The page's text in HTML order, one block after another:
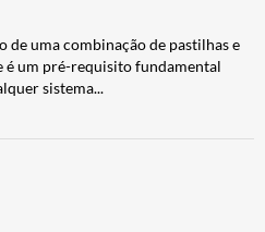
de uma combinação de pastilhas e
é um pré-requisito fundamental
sistema...